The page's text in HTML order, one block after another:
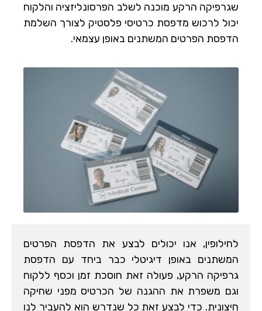
שגרפיקה הרקע מוכנה לשלב הפרסונליזציה והלקוח
יכול לרכוש מדפסת כרטיסי פלסטיק לצורך השלמת
הדפסת הפרטים המשתנים באופן עצמאי.
לחילופין, אנו יכולים לבצע את הדפסת הפרטים
המשתנים באופן דיגיטלי כבר ביחד עם הדפסת
גרפיקה הרקע, פעולה זאת חוסכת זמן וכסף ללקוח
וגם משפרת את ההגנה של הכרטיס מפני שחיקה
חיצונית. כדי לבצע זאת כל שנדרש הוא להעביר לנו